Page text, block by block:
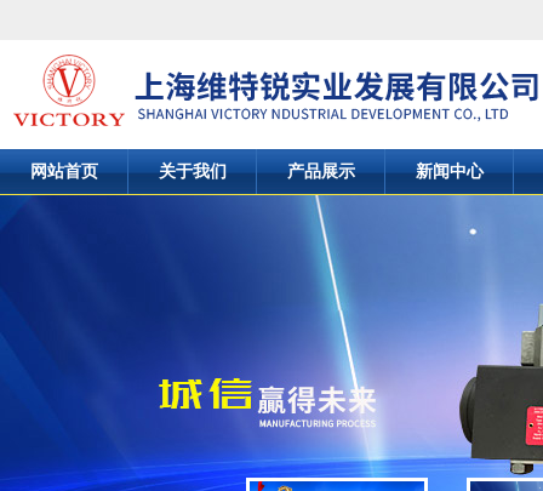
网站首页 关于我们 产品展示 新闻中心